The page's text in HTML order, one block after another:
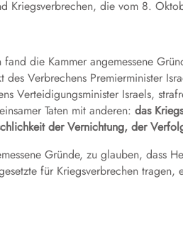
Kriegsverbrechen, die vom 8.
die Kammer angemessene
des Verbrechens Premierminister
Verteidigungsminister Israels,
Taten mit anderen: das
der Vernichtung, der
Gründe, zu glauben, dass
für Kriegsverbrechen